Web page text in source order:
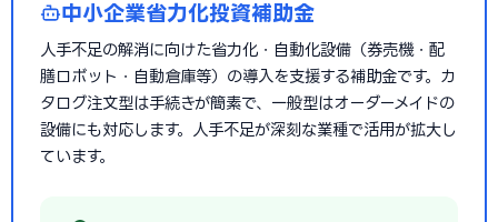
中小企業省力化投資補助金
人手不足の解消に向けた省力化・自動化設備（券売機・配
膳ロボット・自動倉庫等）の導入を支援する補助金です。カ
タログ注文型は手続きが簡素で、一般型はオーダーメイドの
設備にも対応します。人手不足が深刻な業種で活用が拡大し
ています。